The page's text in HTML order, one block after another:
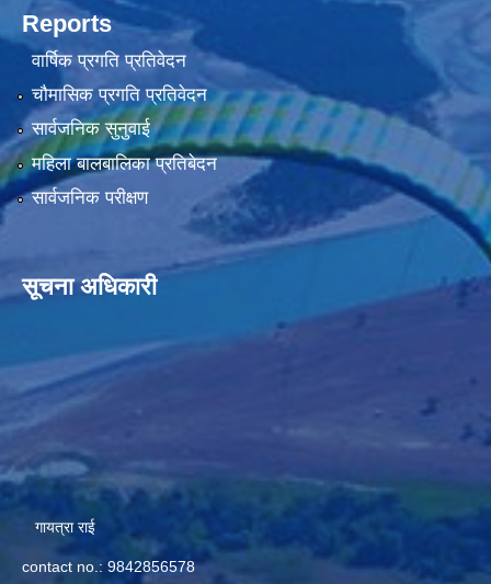
Reports
वार्षिक प्रगति प्रतिवेदन
चौमासिक प्रगति प्रतिवेदन
सार्वजनिक सुनुवाई
महिला बालबालिका प्रतिबेदन
सार्वजनिक परीक्षण
सूचना अधिकारी
गायत्रा राई
contact no.: 9842856578